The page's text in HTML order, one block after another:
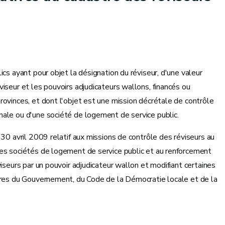
ayant pour objet la désignation du réviseur, d'une valeur
et les pouvoirs adjudicateurs wallons, financés ou
et dont l'objet est une mission décrétale de contrôle
ou d'une société de logement de service public.
avril 2009 relatif aux missions de contrôle des réviseurs au
sociétés de logement de service public et au renforcement
par un pouvoir adjudicateur wallon et modifiant certaines
du Gouvernement, du Code de la Démocratie locale et de la